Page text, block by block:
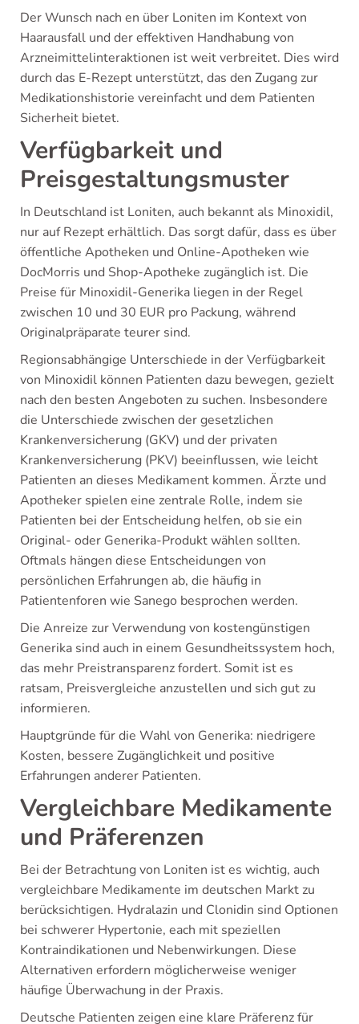
Der Wunsch nach en über Loniten im Kontext von
Haarausfall und der effektiven Handhabung von
Arzneimittelinteraktionen ist weit verbreitet. Dies wird
durch das E-Rezept unterstützt, das den Zugang zur
Medikationshistorie vereinfacht und dem Patienten
Sicherheit bietet.
Verfügbarkeit und
Preisgestaltungsmuster
In Deutschland ist Loniten, auch bekannt als Minoxidil,
nur auf Rezept erhältlich. Das sorgt dafür, dass es über
öffentliche Apotheken und Online-Apotheken wie
DocMorris und Shop-Apotheke zugänglich ist. Die
Preise für Minoxidil-Generika liegen in der Regel
zwischen 10 und 30 EUR pro Packung, während
Originalpräparate teurer sind.
Regionsabhängige Unterschiede in der Verfügbarkeit
von Minoxidil können Patienten dazu bewegen, gezielt
nach den besten Angeboten zu suchen. Insbesondere
die Unterschiede zwischen der gesetzlichen
Krankenversicherung (GKV) und der privaten
Krankenversicherung (PKV) beeinflussen, wie leicht
Patienten an dieses Medikament kommen. Ärzte und
Apotheker spielen eine zentrale Rolle, indem sie
Patienten bei der Entscheidung helfen, ob sie ein
Original- oder Generika-Produkt wählen sollten.
Oftmals hängen diese Entscheidungen von
persönlichen Erfahrungen ab, die häufig in
Patientenforen wie Sanego besprochen werden.
Die Anreize zur Verwendung von kostengünstigen
Generika sind auch in einem Gesundheitssystem hoch,
das mehr Preistransparenz fordert. Somit ist es
ratsam, Preisvergleiche anzustellen und sich gut zu
informieren.
Hauptgründe für die Wahl von Generika: niedrigere
Kosten, bessere Zugänglichkeit und positive
Erfahrungen anderer Patienten.
Vergleichbare Medikamente
und Präferenzen
Bei der Betrachtung von Loniten ist es wichtig, auch
vergleichbare Medikamente im deutschen Markt zu
berücksichtigen. Hydralazin und Clonidin sind Optionen
bei schwerer Hypertonie, each mit speziellen
Kontraindikationen und Nebenwirkungen. Diese
Alternativen erfordern möglicherweise weniger
häufige Überwachung in der Praxis.
Deutsche Patienten zeigen eine klare Präferenz für